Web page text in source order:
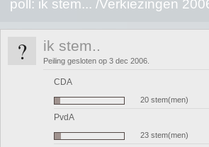
poll: ik stem... /Verkiezingen
? ik stem..
Peiling gesloten op 3 dec 2006.
CDA
20 stem(men)
PvdA
23 stem(men)